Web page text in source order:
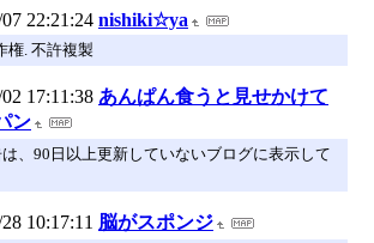
22:21:24 nishiki☆ya
権. 不許複製
17:11:38 あんぱん食うと見せかけて
ン
は、90日以上更新していないブログに表示して
10:17:11 脳がスポンジ